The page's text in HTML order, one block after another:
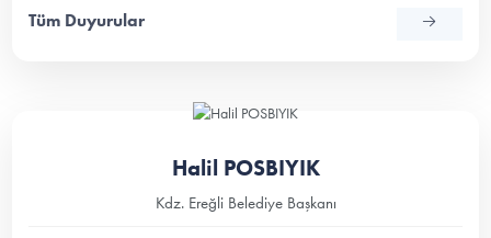
Tüm Duyurular
Halil POSBIYIK
Kdz. Ereğli Belediye Başkanı